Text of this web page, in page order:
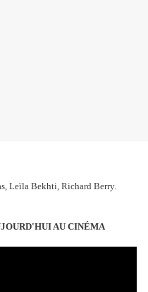
Leïla Bekhti, Richard Berry.
AU CINÉMA